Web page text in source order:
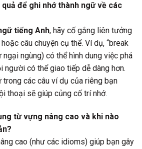
để ghi nhớ thành ngữ về các
tiếng Anh, hãy cố gắng liên tưởng
câu chuyện cụ thể. Ví dụ, “break
ngùng) có thể hình dung việc phá
người có thể giao tiếp dễ dàng hơn.
trong các câu ví dụ của riêng bạn
thoại sẽ giúp củng cố trí nhớ.
từ vựng nâng cao và khi nào
cao (như các idioms) giúp bạn gây